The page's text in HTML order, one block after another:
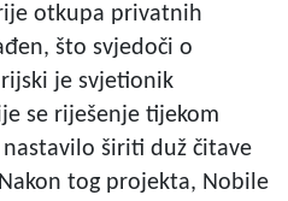
otkupa privatnih
što svjedoči o
je svjetionik
se riješenje tijekom
širiti duž čitave
tog projekta, Nobile